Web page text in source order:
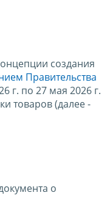
создания
Правительства
г. по 27 мая 2026 г.
товаров (далее -
о